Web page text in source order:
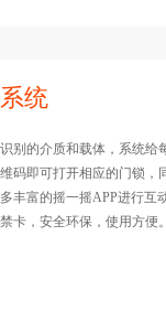
统
别的介质和载体，系统
码即可打开相应的门锁，
丰富的摇一摇APP进行互
卡，安全环保，使用方便。